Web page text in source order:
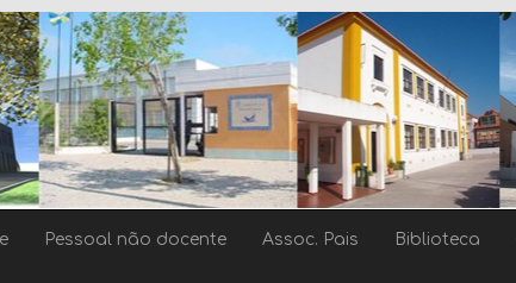
Pessoal não docente Assoc. Pais Biblioteca